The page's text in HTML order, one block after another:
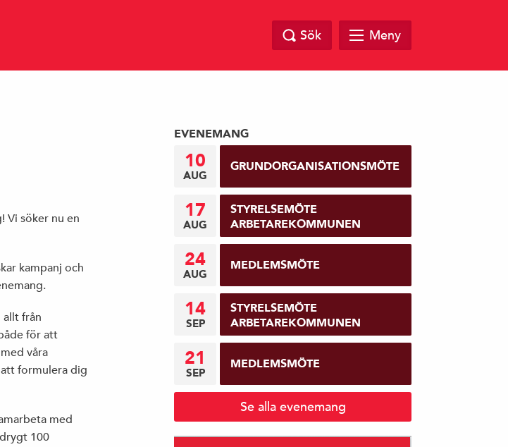
Sök Meny
Vi söker nu en
kampanj och
allt från
för att
våra
formulera dig
med
100
EVENEMANG
10
AUG
GRUNDORGANISATIONSMÖTE
17
AUG
STYRELSEMÖTE
ARBETAREKOMMUNEN
24
AUG
MEDLEMSMÖTE
14
SEP
STYRELSEMÖTE
ARBETAREKOMMUNEN
21
SEP
MEDLEMSMÖTE
Se alla evenemang